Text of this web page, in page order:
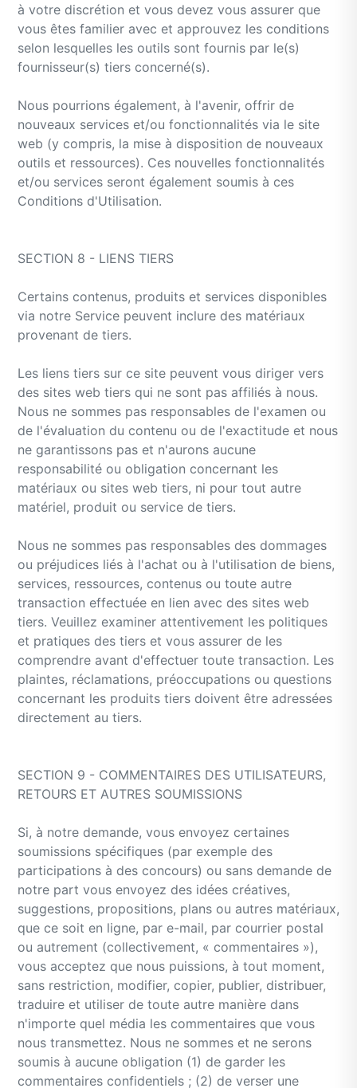
à votre discrétion et vous devez vous assurer que
vous êtes familier avec et approuvez les conditions
selon lesquelles les outils sont fournis par le(s)
fournisseur(s) tiers concerné(s).
Nous pourrions également, à l'avenir, offrir de
nouveaux services et/ou fonctionnalités via le site
web (y compris, la mise à disposition de nouveaux
outils et ressources). Ces nouvelles fonctionnalités
et/ou services seront également soumis à ces
Conditions d'Utilisation.
SECTION 8 - LIENS TIERS
Certains contenus, produits et services disponibles
via notre Service peuvent inclure des matériaux
provenant de tiers.
Les liens tiers sur ce site peuvent vous diriger vers
des sites web tiers qui ne sont pas affiliés à nous.
Nous ne sommes pas responsables de l'examen ou
de l'évaluation du contenu ou de l'exactitude et nous
ne garantissons pas et n'aurons aucune
responsabilité ou obligation concernant les
matériaux ou sites web tiers, ni pour tout autre
matériel, produit ou service de tiers.
Nous ne sommes pas responsables des dommages
ou préjudices liés à l'achat ou à l'utilisation de biens,
services, ressources, contenus ou toute autre
transaction effectuée en lien avec des sites web
tiers. Veuillez examiner attentivement les politiques
et pratiques des tiers et vous assurer de les
comprendre avant d'effectuer toute transaction. Les
plaintes, réclamations, préoccupations ou questions
concernant les produits tiers doivent être adressées
directement au tiers.
SECTION 9 - COMMENTAIRES DES UTILISATEURS,
RETOURS ET AUTRES SOUMISSIONS
Si, à notre demande, vous envoyez certaines
soumissions spécifiques (par exemple des
participations à des concours) ou sans demande de
notre part vous envoyez des idées créatives,
suggestions, propositions, plans ou autres matériaux,
que ce soit en ligne, par e-mail, par courrier postal
ou autrement (collectivement, « commentaires »),
vous acceptez que nous puissions, à tout moment,
sans restriction, modifier, copier, publier, distribuer,
traduire et utiliser de toute autre manière dans
n'importe quel média les commentaires que vous
nous transmettez. Nous ne sommes et ne serons
soumis à aucune obligation (1) de garder les
commentaires confidentiels ; (2) de verser une